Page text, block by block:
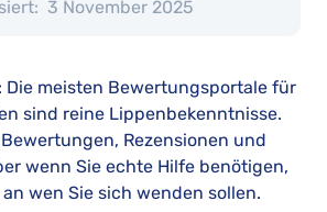
3 November 2025
Die meisten Bewertungsportale für
sind reine Lippenbekenntnisse.
Rezensionen und
wenn Sie echte Hilfe benötigen,
wen Sie sich wenden sollen.